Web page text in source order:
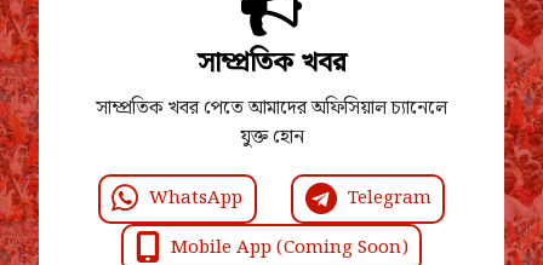
সাম্প্রতিক খবর
সাম্প্রতিক খবর পেতে আমাদের অফিসিয়াল চ্যানেলে
যুক্ত হোন
WhatsApp
Telegram
Mobile App (Coming Soon)